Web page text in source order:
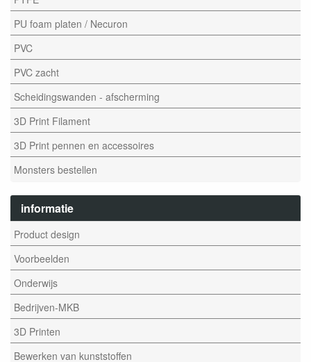
PU foam platen / Necuron
PVC
PVC zacht
Scheidingswanden - afscherming
3D Print Filament
3D Print pennen en accessoires
Monsters bestellen
informatie
Product design
Voorbeelden
Onderwijs
Bedrijven-MKB
3D Printen
Bewerken van kunststoffen